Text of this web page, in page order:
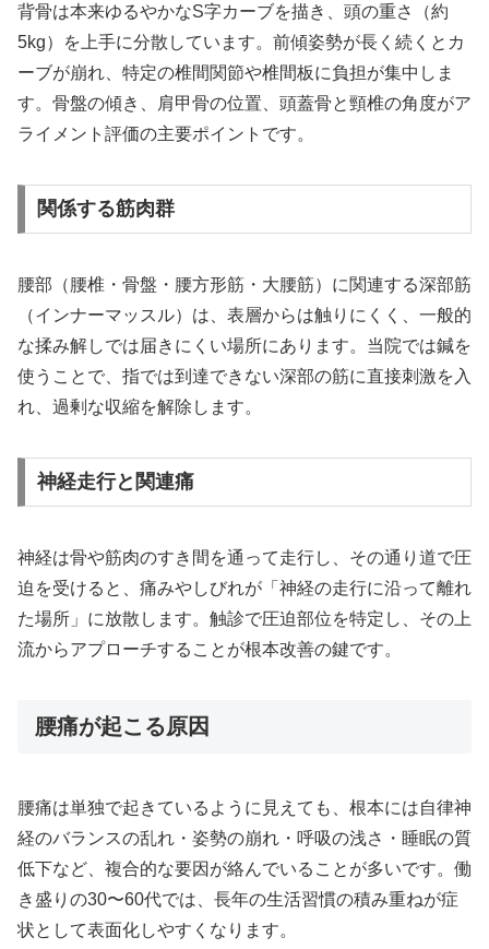
背骨は本来ゆるやかなS字カーブを描き、頭の重さ（約
5kg）を上手に分散しています。前傾姿勢が長く続くとカ
ーブが崩れ、特定の椎間関節や椎間板に負担が集中しま
す。骨盤の傾き、肩甲骨の位置、頭蓋骨と頸椎の角度がア
ライメント評価の主要ポイントです。
関係する筋肉群
腰部（腰椎・骨盤・腰方形筋・大腰筋）に関連する深部筋
（インナーマッスル）は、表層からは触りにくく、一般的
な揉み解しでは届きにくい場所にあります。当院では鍼を
使うことで、指では到達できない深部の筋に直接刺激を入
れ、過剰な収縮を解除します。
神経走行と関連痛
神経は骨や筋肉のすき間を通って走行し、その通り道で圧
迫を受けると、痛みやしびれが「神経の走行に沿って離れ
た場所」に放散します。触診で圧迫部位を特定し、その上
流からアプローチすることが根本改善の鍵です。
腰痛が起こる原因
腰痛は単独で起きているように見えても、根本には自律神
経のバランスの乱れ・姿勢の崩れ・呼吸の浅さ・睡眠の質
低下など、複合的な要因が絡んでいることが多いです。働
き盛りの30〜60代では、長年の生活習慣の積み重ねが症
状として表面化しやすくなります。